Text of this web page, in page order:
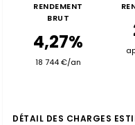
RENDEMENT
BRUT
4,27%
18 744 €/an
DÉTAIL DES CHARGES